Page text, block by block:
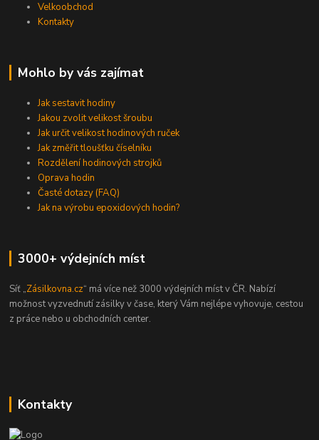
Velkoobchod
Kontakty
Mohlo by vás zajímat
Jak sestavit hodiny
Jakou zvolit velikost šroubu
Jak určit velikost hodinových ruček
Jak změřit tloušťku číselníku
Rozdělení hodinových strojků
Oprava hodin
Časté dotazy (FAQ)
Jak na výrobu epoxidových hodin?
3000+ výdejních míst
Síť „Zásilkovna.cz“ má více než 3000 výdejních míst v ČR. Nabízí
možnost vyzvednutí zásilky v čase, který Vám nejlépe vyhovuje, cestou
z práce nebo u obchodních center.
Kontakty